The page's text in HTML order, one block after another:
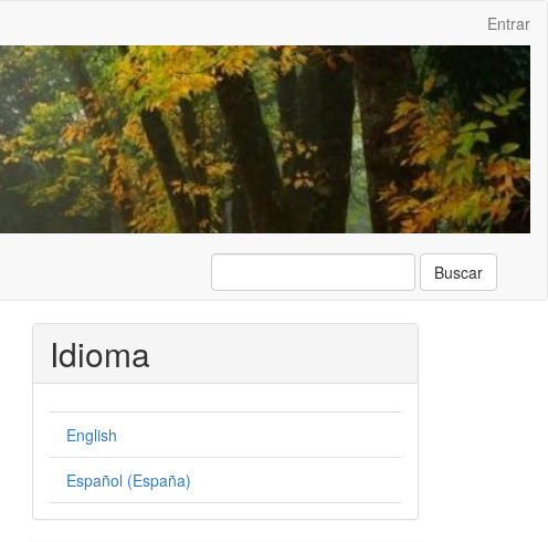
Entrar
Buscar
Idioma
English
Español (España)